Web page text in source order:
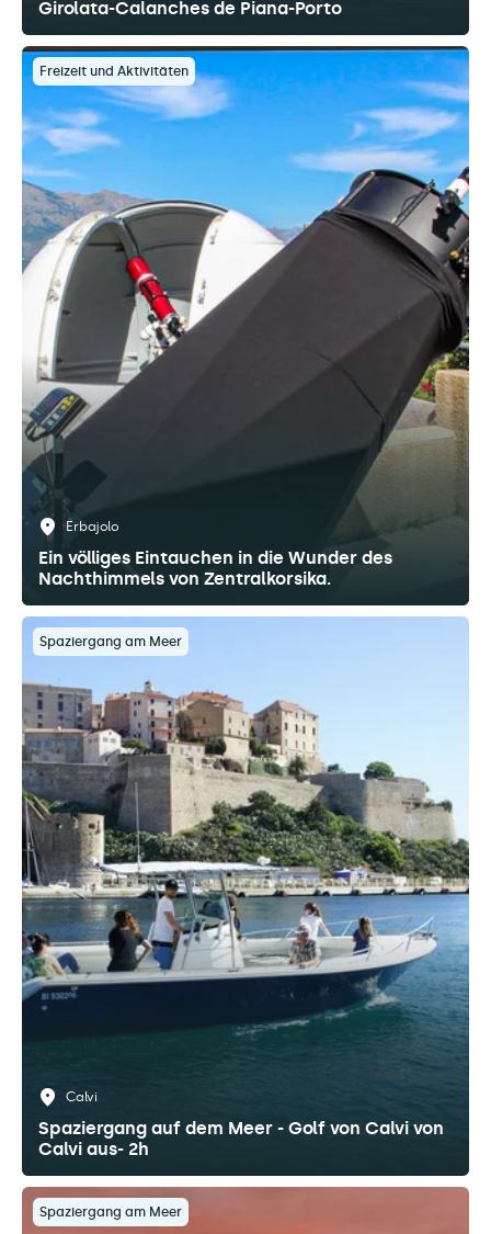
Girolata-Calanches de Piana-Porto
Freizeit und Aktivitäten
Erbajolo
Ein völliges Eintauchen in die Wunder des
Nachthimmels von Zentralkorsika.
Spaziergang am Meer
Calvi
Spaziergang auf dem Meer - Golf von Calvi von
Calvi aus- 2h
Spaziergang am Meer